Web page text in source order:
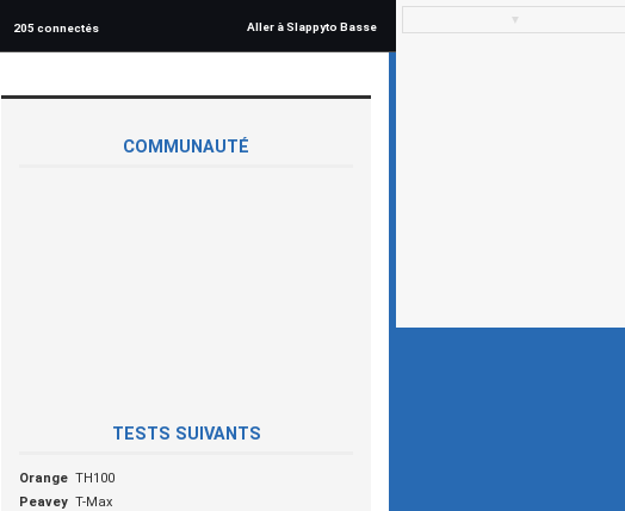
205 connectés Aller à Slappyto Basse
COMMUNAUTÉ
TESTS SUIVANTS
Orange TH100
Peavey T-Max
▼